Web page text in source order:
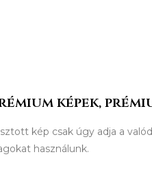
képek,
kép csak úgy adja a
használunk.